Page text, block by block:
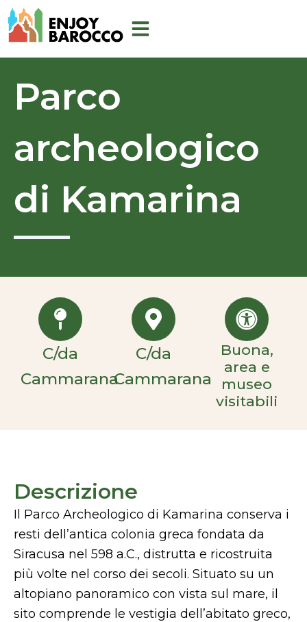
Vai
al
Parco
archeologico
di Kamarina
C/da
Cammarana
C/da
Cammarana
Buona,
area e
museo
visitabili
Descrizione
Il Parco Archeologico di Kamarina conserva i
resti dell’antica colonia greca fondata da
Siracusa nel 598 a.C., distrutta e ricostruita
più volte nel corso dei secoli. Situato su un
altopiano panoramico con vista sul mare, il
sito comprende le vestigia dell’abitato greco,